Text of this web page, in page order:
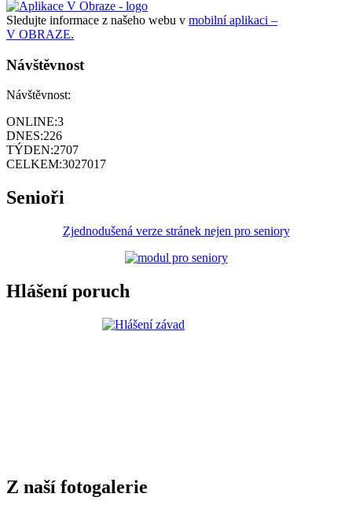
Sledujte informace z našeho webu v mobilní aplikaci –
V OBRAZE.
Návštěvnost
Návštěvnost:
ONLINE:3
DNES:226
TÝDEN:2707
CELKEM:3027017
Senioři
Zjednodušená verze stránek nejen pro seniory
Hlášení poruch
Z naší fotogalerie